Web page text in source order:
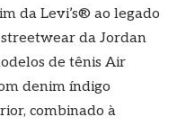
da Levi’s® ao legado
da Jordan
de tênis Air
denim índigo
combinado à